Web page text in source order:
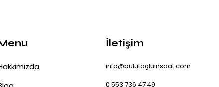
İletişim
info@bulutogluinsaat.com
0 553 736 47 49